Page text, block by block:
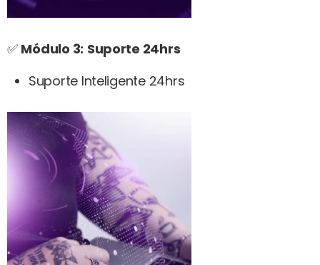
✅ Módulo 3: Suporte 24hrs
Suporte Inteligente 24hrs